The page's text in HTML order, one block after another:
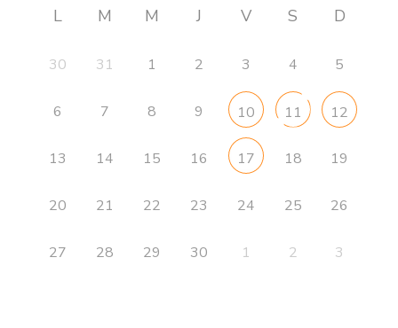
L M M J V S D
30 31 1 2 3 4 5
6 7 8 9 10 11 12
13 14 15 16 17 18 19
20 21 22 23 24 25 26
27 28 29 30 1 2 3